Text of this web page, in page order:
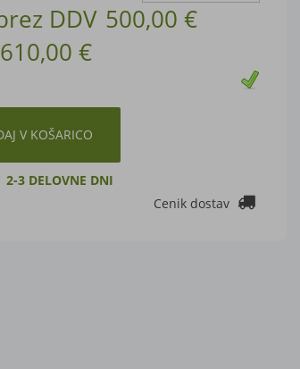
DDV 500,00 €
610,00 €
V KOŠARICO
2-3 DELOVNE DNI
Cenik dostav